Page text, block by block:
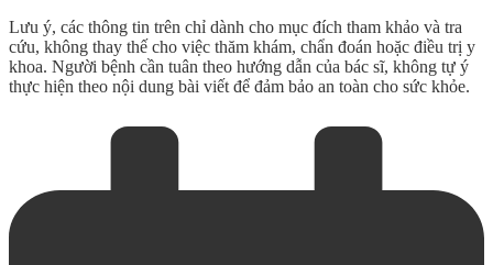
Lưu ý, các thông tin trên chỉ dành cho mục đích tham khảo và tra
cứu, không thay thế cho việc thăm khám, chẩn đoán hoặc điều trị y
khoa. Người bệnh cần tuân theo hướng dẫn của bác sĩ, không tự ý
thực hiện theo nội dung bài viết để đảm bảo an toàn cho sức khỏe.